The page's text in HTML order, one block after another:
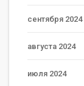
сентября 2024
августа 2024
июля 2024